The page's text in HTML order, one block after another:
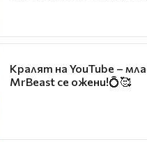
Кралят на YouTube –
MrBeast се ожени!💍🥰